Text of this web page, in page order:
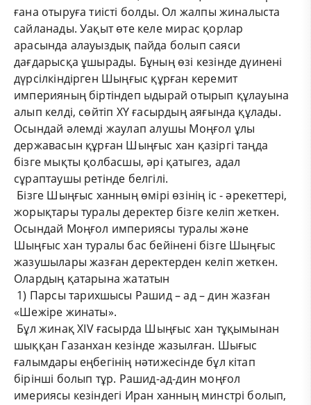
ғана отыруға тиісті болды. Ол жалпы жиналыста
сайланады. Уақыт өте келе мирас қорлар
арасында алауыздық пайда болып саяси
дағдарысқа ұшырады. Бұның өзі кезінде дүинені
дүрсілкіндірген Шыңғыс құрған керемит
империяның біртіндеп ыдырай отырып құлауына
алып келді, сөйтіп ХҮ ғасырдың аяғында құлады.
Осындай әлемді жаулап алушы Моңғол ұлы
державасын құрған Шыңғыс хан қазіргі таңда
бізге мықты қолбасшы, әрі қатыгез, адал
сұраптаушы ретінде белгілі.
Бізге Шыңғыс ханның өмірі өзінің іс - әрекеттері,
жорықтары туралы деректер бізге келіп жеткен.
Осындай Моңғол империясы туралы және
Шыңғыс хан туралы бас бейінені бізге Шыңғыс
жазушылары жазған деректерден келіп жеткен.
Олардың қатарына жататын
1) Парсы тарихшысы Рашид – ад – дин жазған
«Шежіре жинаты».
Бұл жинақ ХІV ғасырда Шыңғыс хан тұқымынан
шыққан Газанхан кезінде жазылған. Шығыс
ғалымдары еңбегінің нәтижесінде бұл кітап
бірінші болып тұр. Рашид-ад-дин моңғол
имериясы кезіндегі Иран ханның минстрі болып,